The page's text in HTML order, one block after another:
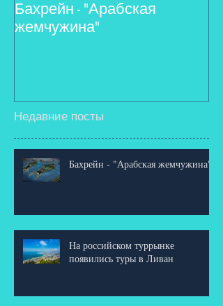
Бахрейн - "Арабская
жемчужина"
Недавние посты
Бахрейн - "Арабская жемчужина"
На российском туррынке
появились туры в Ливан